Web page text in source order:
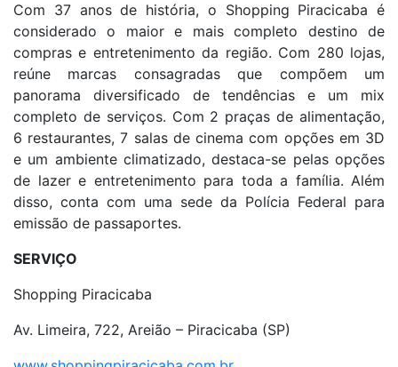
Com 37 anos de história, o Shopping Piracicaba é
considerado o maior e mais completo destino de
compras e entretenimento da região. Com 280 lojas,
reúne marcas consagradas que compõem um
panorama diversificado de tendências e um mix
completo de serviços. Com 2 praças de alimentação,
6 restaurantes, 7 salas de cinema com opções em 3D
e um ambiente climatizado, destaca-se pelas opções
de lazer e entretenimento para toda a família. Além
disso, conta com uma sede da Polícia Federal para
emissão de passaportes.
SERVIÇO
Shopping Piracicaba
Av. Limeira, 722, Areião – Piracicaba (SP)